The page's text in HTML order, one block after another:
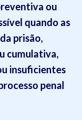
ou
quando as
prisão,
cumulativa,
insuficientes
penal